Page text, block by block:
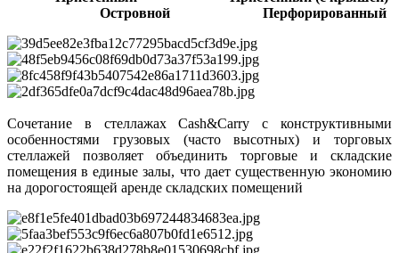
Островной Перфорированный
Сочетание в стеллажах Cash&Carry с конструктивными
особенностями грузовых (часто высотных) и торговых
стеллажей позволяет объединить торговые и складские
помещения в единые залы, что дает существенную экономию
на дорогостоящей аренде складских помещений